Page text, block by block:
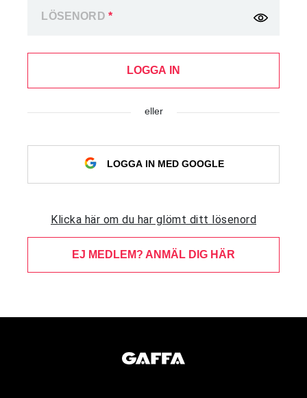
LÖSENORD *
LOGGA IN
eller
LOGGA IN MED GOOGLE
Klicka här om du har glömt ditt lösenord
EJ MEDLEM? ANMÄL DIG HÄR